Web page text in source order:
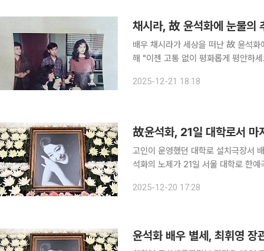
채시라, 故 윤석화에 눈물의
배우 채시라가 세상을 떠난 故 윤석화에 그리움을 전했다. 21
해 "이젠 고통 없이 평화롭게 평안하
며 " 애니메이션 '돌아온 영웅 홍길동'
2025-12-21 18:18
故윤석화, 21일 대학로서
고인이 운영했던 대학로 설치극장서 배웅후배
석화의 노제가 21일 서울 대학로 한예극장에서 열린다. 한국연극
2025-12-20 17:28
윤석화 배우 별세, 최휘영